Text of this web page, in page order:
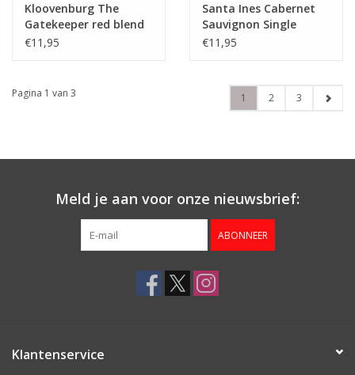
Kloovenburg The
Gatekeeper red blend
€11,95
Santa Ines Cabernet
Sauvignon Single
Parcel
€11,95
Pagina 1 van 3 1 2 3
Meld je aan voor onze nieuwsbrief:
ABONNEER
Klantenservice